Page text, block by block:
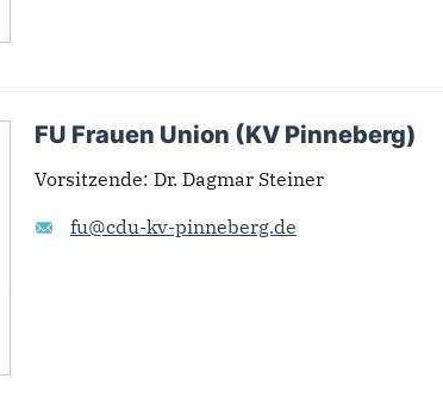
FU Frauen Union (KV Pinneberg)
Vorsitzende: Dr. Dagmar Steiner
fu@cdu-kv-pinneberg.de